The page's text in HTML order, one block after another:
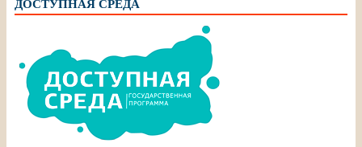
ДОСТУПНАЯ СРЕДА